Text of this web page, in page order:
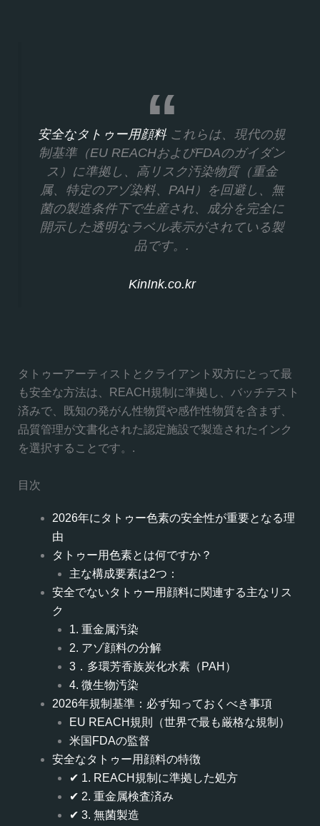
安全なタトゥー用顔料 これらは、現代の規
制基準（EU REACHおよびFDAのガイダン
ス）に準拠し、高リスク汚染物質（重金
属、特定のアゾ染料、PAH）を回避し、無
菌の製造条件下で生産され、成分を完全に
開示した透明なラベル表示がされている製
品です。.
KinInk.co.kr
タトゥーアーティストとクライアント双方にとって最
も安全な方法は、REACH規制に準拠し、バッチテスト
済みで、既知の発がん性物質や感作性物質を含まず、
品質管理が文書化された認定施設で製造されたインク
を選択することです。.
目次
2026年にタトゥー色素の安全性が重要となる理
由
タトゥー用色素とは何ですか？
主な構成要素は2つ：
安全でないタトゥー用顔料に関連する主なリス
ク
1. 重金属汚染
2. アゾ顔料の分解
3．多環芳香族炭化水素（PAH）
4. 微生物汚染
2026年規制基準：必ず知っておくべき事項
EU REACH規則（世界で最も厳格な規制）
米国FDAの監督
安全なタトゥー用顔料の特徴
✔ 1. REACH規制に準拠した処方
✔ 2. 重金属検査済み
✔ 3. 無菌製造